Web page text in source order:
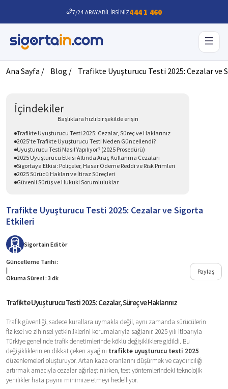
7/24 ARAYABİLİRSİNİZ444 1 460
Ana Sayfa / Blog / Trafikte Uyuşturucu Testi 2025: Cezalar
Trafikte Uyuşturucu Testi 2025: Cezalar ve Sigorta
Etkileri
Sigortain Editör
Güncelleme Tarihi :
|
Okuma Süresi : 3 dk
Paylaş
Trafikte Uyuşturucu Testi 2025: Cezalar, Süreç ve Haklarınız
Trafik güvenliği, sadece kurallara uymakla değil, aynı zamanda sürücülerin
fiziksel ve zihinsel yetkinliklerini korumalarıyla sağlanır. 2025 yılı itibarıyla
Türkiye genelinde trafik denetimlerinde köklü değişikliklere gidildi. Bu
değişikliklerin en dikkat çeken ayağını trafikte uyuşturucu testi 2025
düzenlemeleri oluşturuyor. Artan kaza oranlarını düşürmek ve caydırıcılığı
artırmak amacıyla cezalar ağırlaştırılırken, test yöntemlerindeki teknolojik
yenilikler hata payını minimize etmeyi hedefliyor.
İçindekiler
Başlıklara hızlı bir şekilde erişin
Trafikte Uyuşturucu Testi 2025: Cezalar, Süreç ve Haklarınız
2025’te Trafikte Uyuşturucu Testi Neden Güncellendi?
Uyuşturucu Testi Nasıl Yapılıyor? (2025 Prosedürü)
2025 Uyuşturucu Etkisi Altında Araç Kullanma Cezaları
Sigortaya Etkisi: Poliçeler, Hasar Ödeme Reddi ve Risk Primleri
2025 Sürücü Hakları ve İtiraz Süreçleri
Güvenli Sürüş ve Hukuki Sorumluluklar